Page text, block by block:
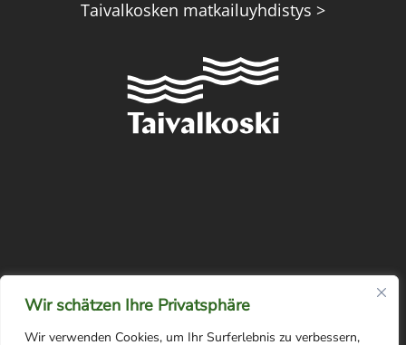
Wir schätzen Ihre Privatsphäre
Wir verwenden Cookies, um Ihr Surferlebnis zu verbessern,
Taivalkosken matkailuyhdistys >